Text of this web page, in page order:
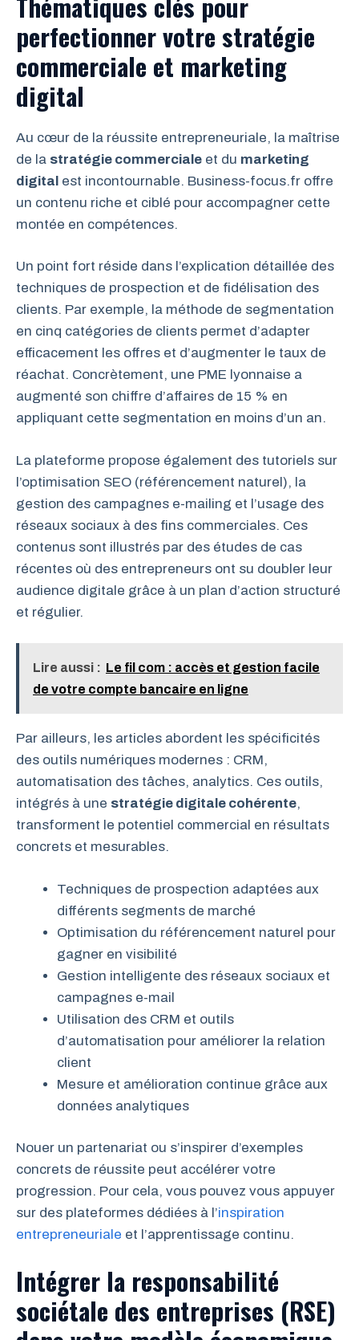
perfectionner votre stratégie
commerciale et marketing
digital
Au cœur de la réussite entrepreneuriale, la maîtrise
de la stratégie commerciale et du marketing
digital est incontournable. Business-focus.fr offre
un contenu riche et ciblé pour accompagner cette
montée en compétences.
Un point fort réside dans l’explication détaillée des
techniques de prospection et de fidélisation des
clients. Par exemple, la méthode de segmentation
en cinq catégories de clients permet d’adapter
efficacement les offres et d’augmenter le taux de
réachat. Concrètement, une PME lyonnaise a
augmenté son chiffre d’affaires de 15 % en
appliquant cette segmentation en moins d’un an.
La plateforme propose également des tutoriels sur
l’optimisation SEO (référencement naturel), la
gestion des campagnes e-mailing et l’usage des
réseaux sociaux à des fins commerciales. Ces
contenus sont illustrés par des études de cas
récentes où des entrepreneurs ont su doubler leur
audience digitale grâce à un plan d’action structuré
et régulier.
Lire aussi : Le fil com : accès et gestion facile
de votre compte bancaire en ligne
Par ailleurs, les articles abordent les spécificités
des outils numériques modernes : CRM,
automatisation des tâches, analytics. Ces outils,
intégrés à une stratégie digitale cohérente,
transforment le potentiel commercial en résultats
concrets et mesurables.
Techniques de prospection adaptées aux
différents segments de marché
Optimisation du référencement naturel pour
gagner en visibilité
Gestion intelligente des réseaux sociaux et
campagnes e-mail
Utilisation des CRM et outils
d’automatisation pour améliorer la relation
client
Mesure et amélioration continue grâce aux
données analytiques
Nouer un partenariat ou s’inspirer d’exemples
concrets de réussite peut accélérer votre
progression. Pour cela, vous pouvez vous appuyer
sur des plateformes dédiées à l’inspiration
entrepreneuriale et l’apprentissage continu.
Intégrer la responsabilité
sociétale des entreprises (RSE)